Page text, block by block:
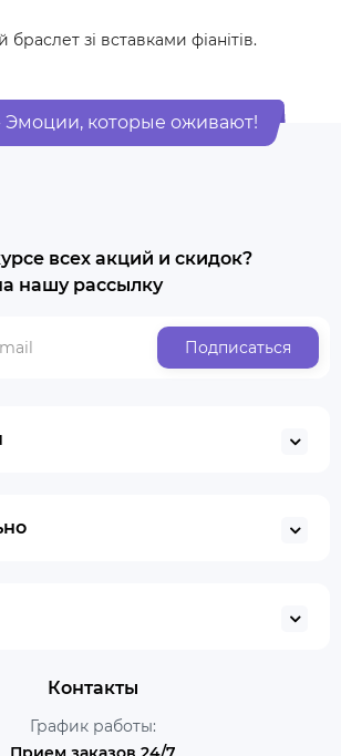
зі вставками фіанітів.
Эмоции, которые оживают!
всех акций и скидок?
нашу рассылку
Подписаться
Контакты
График работы: